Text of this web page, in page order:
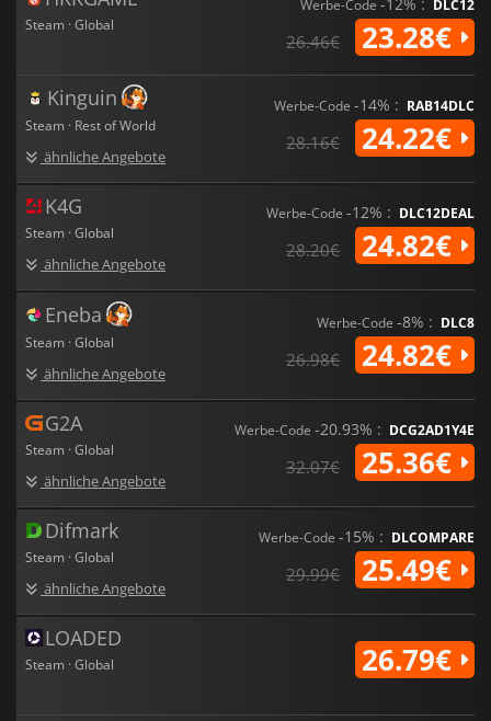
Steam · Global
Werbe-Code DLC12
26.46€ 23.28€
Kinguin
Steam · Rest of World
ähnliche Angebote
Werbe-Code -14% : RAB14DLC
28.16€ 24.22€
K4G
Steam · Global
ähnliche Angebote
Werbe-Code -12% : DLC12DEAL
28.20€ 24.82€
Eneba
Steam · Global
ähnliche Angebote
Werbe-Code -8% : DLC8
26.98€ 24.82€
G2A
Steam · Global
ähnliche Angebote
Werbe-Code -20.93% : DCG2AD1Y4E
32.07€ 25.36€
Difmark
Steam · Global
ähnliche Angebote
Werbe-Code -15% : DLCOMPARE
29.99€ 25.49€
LOADED
Steam · Global 26.79€